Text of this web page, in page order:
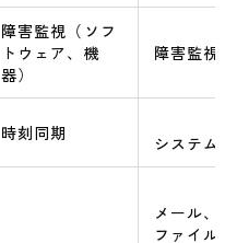
障害監視（ソフ
トウェア、機
器）
障害監視
時刻同期 システム
メール、
ファイル